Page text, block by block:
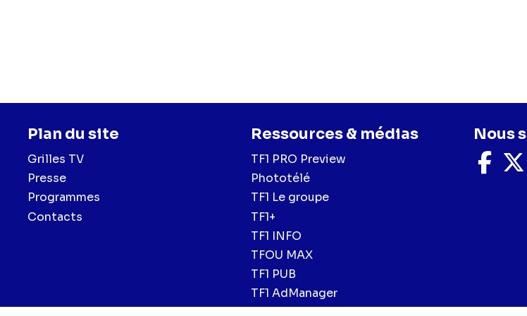
Plan du site
Grilles TV
Presse
Programmes
Contacts
Ressources & médias
TF1 PRO Preview
Phototélé
TF1 Le groupe
TF1+
TF1 INFO
TFOU MAX
TF1 PUB
TF1 AdManager
Nous
Nous
suivre